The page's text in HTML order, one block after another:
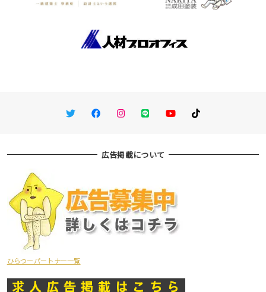
TwitterFacebookInstagram
LINE You TubeTikTok
広告掲載について
ひらつーパートナー一覧